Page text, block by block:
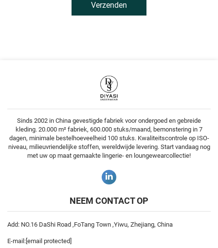
Verzenden
Sinds 2002 in China gevestigde fabriek voor ondergoed en gebreide
kleding. 20.000 m² fabriek, 600.000 stuks/maand, bemonstering in 7
dagen, minimale bestelhoeveelheid 100 stuks. Kwaliteitscontrole op ISO-
niveau, milieuvriendelijke stoffen, wereldwijde levering. Start vandaag nog
met uw op maat gemaakte lingerie- en loungewearcollectie!
NEEM CONTACT OP
Add: NO.16 DaShi Road ,FoTang Town ,Yiwu, Zhejiang, China
E-mail: [email protected]